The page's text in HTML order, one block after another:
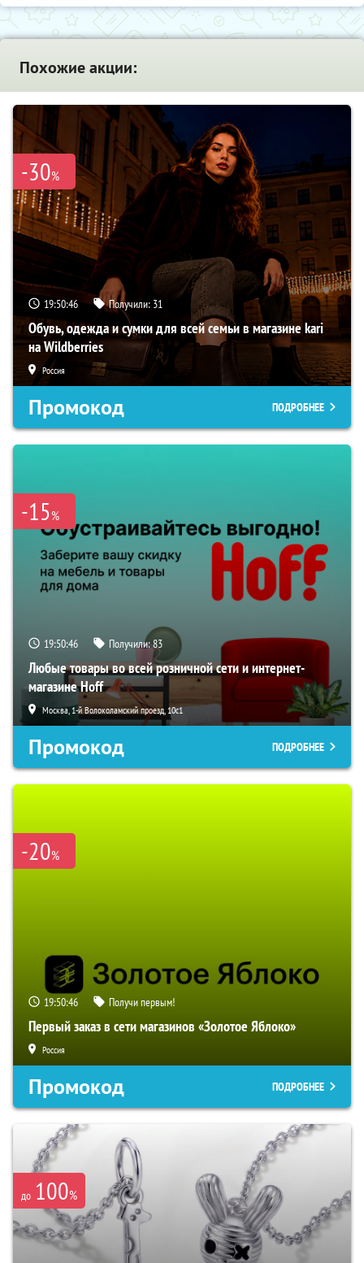
Похожие акции:
-30%
19:50:45 Получили: 31
Обувь, одежда и сумки для всей семьи в магазине kari
на Wildberries
Россия
Промокод ПОДРОБНЕЕ
-15%
19:50:45 Получили:83
Любые товары во всей розничной сети и интернет-
магазине Hoff
Москва, 1-й Волоколамский проезд, 10с1
Промокод ПОДРОБНЕЕ
-20%
19:50:45 Получи первым!
Первый заказ в сети магазинов «Золотое Яблоко»
Россия
Промокод ПОДРОБНЕЕ
до 100%